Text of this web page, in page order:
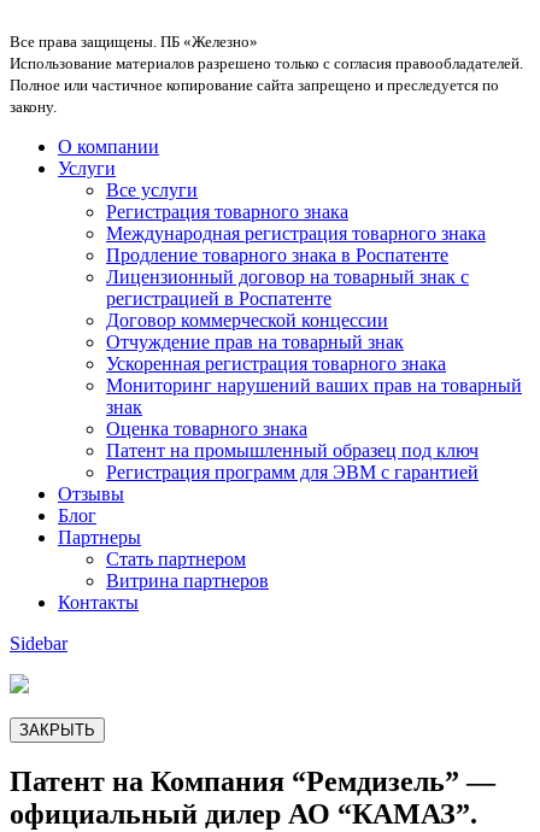
Все права защищены. ПБ «Железно»
Использование материалов разрешено только с согласия правообладателей.
Полное или частичное копирование сайта запрещено и преследуется по
закону.
О компании
Услуги
Все услуги
Регистрация товарного знака
Международная регистрация товарного знака
Продление товарного знака в Роспатенте
Лицензионный договор на товарный знак с
регистрацией в Роспатенте
Договор коммерческой концессии
Отчуждение прав на товарный знак
Ускоренная регистрация товарного знака
Мониторинг нарушений ваших прав на товарный
знак
Оценка товарного знака
Патент на промышленный образец под ключ
Регистрация программ для ЭВМ с гарантией
Отзывы
Блог
Партнеры
Стать партнером
Витрина партнеров
Контакты
Sidebar
ЗАКРЫТЬ
Патент на Компания “Ремдизель” —
официальный дилер АО “КАМАЗ”.